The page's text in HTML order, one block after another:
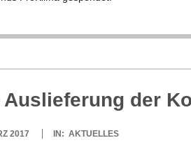
Aus­lie­fe­rung der
2017 IN: AKTUELLES